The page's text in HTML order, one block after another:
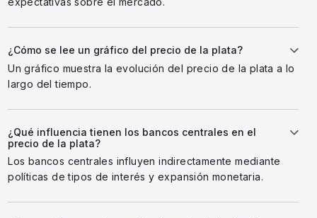
¿Cómo se lee un gráfico del precio de la plata?
Un gráfico muestra la evolución del precio de la plata a lo
largo del tiempo.
¿Qué influencia tienen los bancos centrales en el
precio de la plata?
Los bancos centrales influyen indirectamente mediante
políticas de tipos de interés y expansión monetaria.